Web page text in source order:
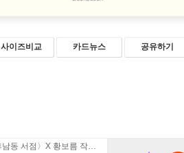
사이즈비교 카드뉴스 공유하기
뮤지컬 〈휴남동 서점〉X 황보름 작가 북토크